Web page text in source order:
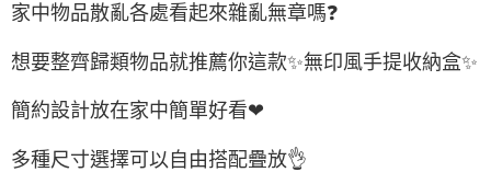
家中物品散亂各處看起來雜亂無章嗎❓
想要整齊歸類物品就推薦你這款✨無印風手提收納盒✨
簡約設計放在家中簡單好看❤
多種尺寸選擇可以自由搭配疊放👌